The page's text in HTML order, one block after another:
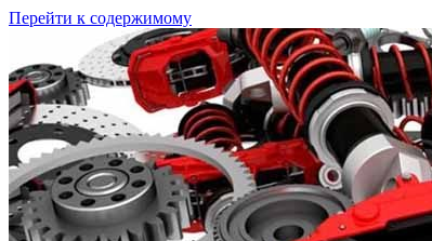
Перейти к содержимому